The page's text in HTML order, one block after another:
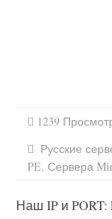
1239
Русские
PE, Сервера
Наш IP и PORT: